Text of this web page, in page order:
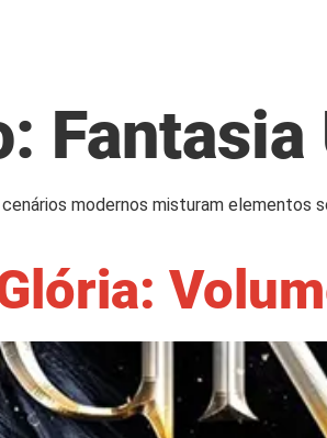
Fantasia
modernos misturam